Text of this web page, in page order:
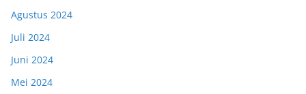
Agustus 2024
Juli 2024
Juni 2024
Mei 2024